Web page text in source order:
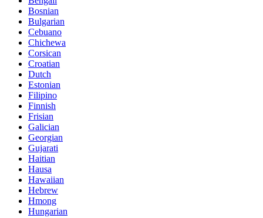
Bosnian
Bulgarian
Cebuano
Chichewa
Corsican
Croatian
Dutch
Estonian
Filipino
Finnish
Frisian
Galician
Georgian
Gujarati
Haitian
Hausa
Hawaiian
Hebrew
Hmong
Hungarian